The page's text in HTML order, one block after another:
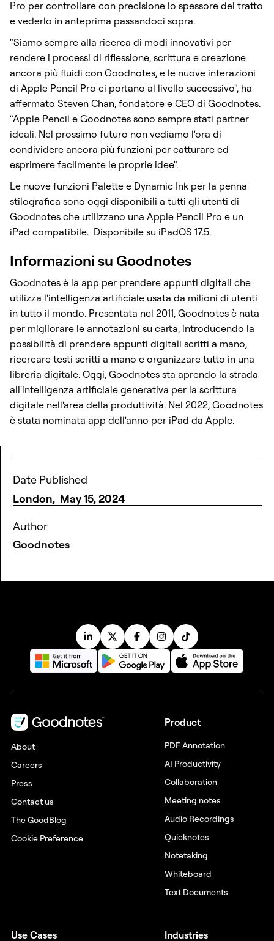
Date Published
London, May 15, 2024
Author
Goodnotes
Pro per controllare con precisione lo spessore del tratto
e vederlo in anteprima passandoci sopra.
"Siamo sempre alla ricerca di modi innovativi per
rendere i processi di riflessione, scrittura e creazione
ancora più fluidi con Goodnotes, e le nuove interazioni
di Apple Pencil Pro ci portano al livello successivo", ha
affermato Steven Chan, fondatore e CEO di Goodnotes.
"Apple Pencil e Goodnotes sono sempre stati partner
ideali. Nel prossimo futuro non vediamo l'ora di
condividere ancora più funzioni per catturare ed
esprimere facilmente le proprie idee".
Le nuove funzioni Palette e Dynamic Ink per la penna
stilografica sono oggi disponibili a tutti gli utenti di
Goodnotes che utilizzano una Apple Pencil Pro e un
iPad compatibile. Disponibile su iPadOS 17.5.
Informazioni su Goodnotes
Goodnotes è la app per prendere appunti digitali che
utilizza l'intelligenza artificiale usata da milioni di utenti
in tutto il mondo. Presentata nel 2011, Goodnotes è nata
per migliorare le annotazioni su carta, introducendo la
possibilità di prendere appunti digitali scritti a mano,
ricercare testi scritti a mano e organizzare tutto in una
libreria digitale. Oggi, Goodnotes sta aprendo la strada
all'intelligenza artificiale generativa per la scrittura
digitale nell'area della produttività. Nel 2022, Goodnotes
è stata nominata app dell'anno per iPad da Apple.
About
Careers
Press
Contact us
The GoodBlog
Cookie Preference
Product
PDF Annotation
AI Productivity
Collaboration
Meeting notes
Audio Recordings
Quicknotes
Notetaking
Whiteboard
Text Documents
Use Cases Industries